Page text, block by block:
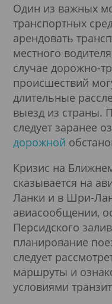
Подробнее
Один из важных
транспортных
арендовать
местного
случае дорожно-
происшествий
длительные
выезд из страны.
следует заранее
дорожной
Кризис на
сказывается на
Ланки и в Шри-
авиасообщении,
Персидского
планирование
следует
маршруты и
условиями